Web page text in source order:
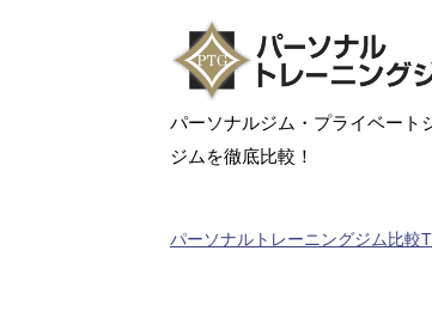
パーソナルジム・プライベート
ジムを徹底比較！
パーソナルトレーニングジム比較